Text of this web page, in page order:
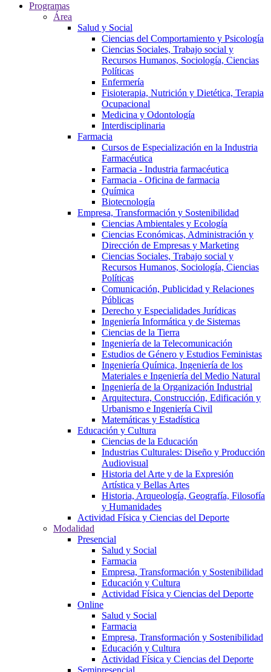
Programas
Área
Salud y Social
Ciencias del Comportamiento y Psicología
Ciencias Sociales, Trabajo social y
Recursos Humanos, Sociología, Ciencias
Políticas
Enfermería
Fisioterapia, Nutrición y Dietética, Terapia
Ocupacional
Medicina y Odontología
Interdisciplinaria
Farmacia
Cursos de Especialización en la Industria
Farmacéutica
Farmacia - Industria farmacéutica
Farmacia - Oficina de farmacia
Química
Biotecnología
Empresa, Transformación y Sostenibilidad
Ciencias Ambientales y Ecología
Ciencias Económicas, Administración y
Dirección de Empresas y Marketing
Ciencias Sociales, Trabajo social y
Recursos Humanos, Sociología, Ciencias
Políticas
Comunicación, Publicidad y Relaciones
Públicas
Derecho y Especialidades Jurídicas
Ingeniería Informática y de Sistemas
Ciencias de la Tierra
Ingeniería de la Telecomunicación
Estudios de Género y Estudios Feministas
Ingeniería Química, Ingeniería de los
Materiales e Ingeniería del Medio Natural
Ingeniería de la Organización Industrial
Arquitectura, Construcción, Edificación y
Urbanismo e Ingeniería Civil
Matemáticas y Estadística
Educación y Cultura
Ciencias de la Educación
Industrias Culturales: Diseño y Producción
Audiovisual
Historia del Arte y de la Expresión
Artística y Bellas Artes
Historia, Arqueología, Geografía, Filosofía
y Humanidades
Actividad Física y Ciencias del Deporte
Modalidad
Presencial
Salud y Social
Farmacia
Empresa, Transformación y Sostenibilidad
Educación y Cultura
Actividad Física y Ciencias del Deporte
Online
Salud y Social
Farmacia
Empresa, Transformación y Sostenibilidad
Educación y Cultura
Actividad Física y Ciencias del Deporte
Semipresencial